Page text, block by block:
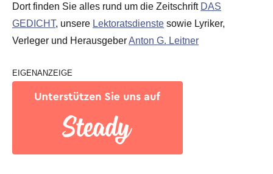
Dort finden Sie alles rund um die Zeitschrift DAS
GEDICHT, unsere Lektoratsdienste sowie Lyriker,
Verleger und HerausgeberAnton G. Leitner
EIGENANZEIGE